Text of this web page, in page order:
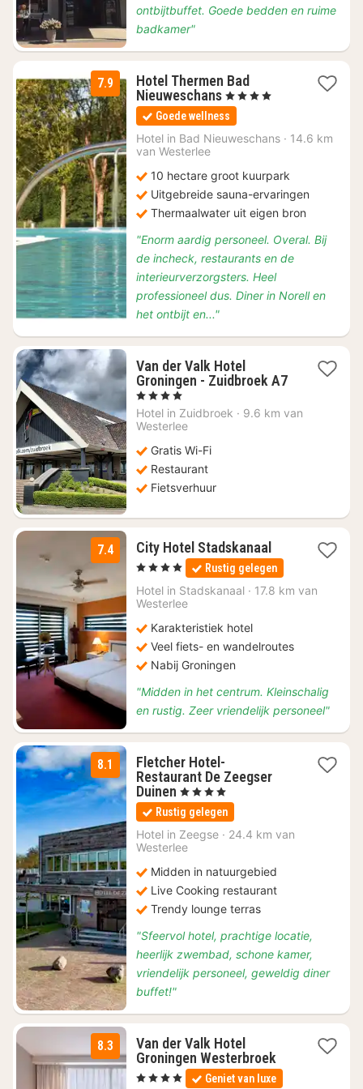
ontbijtbuffet. Goede bedden en ruime
badkamer"
7.9
Hotel Thermen Bad
Nieuweschans1
nacht
vanaf
€
, 4 Sterren
Goede wellness
Hotel in Bad Nieuweschans · 14.6 km
van Westerlee
10 hectare groot kuurpark
Uitgebreide sauna-ervaringen
Thermaalwater uit eigen bron
"Enorm aardig personeel. Overal. Bij
de incheck, restaurants en de
interieurverzorgsters. Heel
professioneel dus. Diner in Norell en
het ontbijt en..."
Van der Valk Hotel
Groningen - Zuidbroek A7
1
nacht
vanaf
81,18
, 4 Sterren
Hotel in Zuidbroek · 9.6 km van
Westerlee
Gratis Wi-Fi
Restaurant
Fietsverhuur
7.4 City Hotel Stadskanaal1
nacht
vanaf
€
, 4 Sterren Rustig gelegen
Hotel in Stadskanaal · 17.8 km van
Westerlee
Karakteristiek hotel
Veel fiets- en wandelroutes
Nabij Groningen
"Midden in het centrum. Kleinschalig
en rustig. Zeer vriendelijk personeel"
8.1
Fletcher Hotel-
Restaurant De Zeegser
Duinen 2
nachten
vanaf
€
155
, 4 Sterren
Rustig gelegen
Hotel in Zeegse · 24.4 km van
Westerlee
Midden in natuurgebied
Live Cooking restaurant
Trendy lounge terras
"Sfeervol hotel, prachtige locatie,
heerlijk zwembad, schone kamer,
vriendelijk personeel, geweldig diner
buffet!"
8.3
Van der Valk Hotel
Groningen Westerbroek1
nacht
, 4 Sterren Geniet van luxe